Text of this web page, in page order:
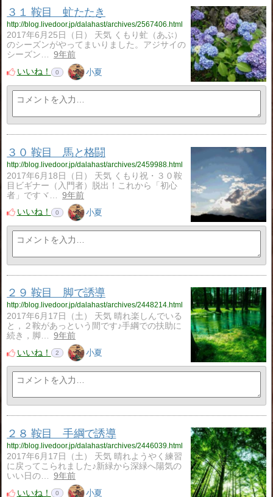
３１ 鞍目 虻たたき
http://blog.livedoor.jp/dalahast/archives/2567406.html
2017年6月25日（日） 天気 くもり虻（あぶ）
のシーズンがやってまいりました。アジサイの
シーズン…
9年前
いいね！
0 小夏
３０ 鞍目 馬と格闘
http://blog.livedoor.jp/dalahast/archives/2459988.html
2017年6月18日（日） 天気 くもり祝・３０鞍
目ビギナー（入門者）脱出！これから「初心
者」ですヾ…
9年前
いいね！
0 小夏
２９ 鞍目 脚で誘導
http://blog.livedoor.jp/dalahast/archives/2448214.html
2017年6月17日（土） 天気 晴れ楽しんでいる
と，２鞍があっという間です♪手綱での扶助に
続き，脚…
9年前
いいね！
2 小夏
２８ 鞍目 手綱で誘導
http://blog.livedoor.jp/dalahast/archives/2446039.html
2017年6月17日（土） 天気 晴れようやく練習
に戻ってこられました♪新緑から深緑へ陽気の
いい日の…
9年前
いいね！
0 小夏